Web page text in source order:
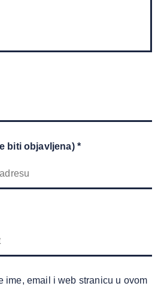
biti objavljena) *
ime, email i web stranicu u ovom